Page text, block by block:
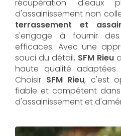
récupération d'eaux
d'assainissement non
terrassement et
s'engage à fournir
efficaces. Avec une
souci du détail, SFM Rieu
haute qualité adaptées
Choisir SFM Rieu, c'est
fiable et compétent
d'assainissement et